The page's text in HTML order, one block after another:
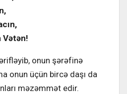
Vətən!
onun şərəfinə
onun üçün bircə daşı da
məzəmmət edir.